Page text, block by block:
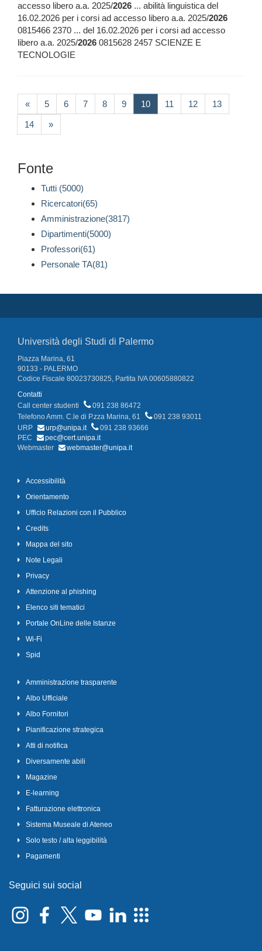
accesso libero a.a. 2025/2026 ... abilità linguistica del
16.02.2026 per i corsi ad accesso libero a.a. 2025/2026
0815466 2370 ... del 16.02.2026 per i corsi ad accesso
libero a.a. 2025/2026 0815628 2457 SCIENZE E
TECNOLOGIE
« 5 6 7 8 9 10(current)
11 12 13
14 »
Fonte
Tutti (5000)
Ricercatori(65)
Amministrazione(3817)
Dipartimenti(5000)
Professori(61)
Personale TA(81)
Università degli Studi di Palermo
Piazza Marina, 61
90133 - PALERMO
Codice Fiscale 80023730825, Partita IVA 00605880822
Contatti
Call center studenti
091 238 86472
Telefono Amm. C.le di P.zza Marina, 61
091 238 93011
URP
urp@unipa.it
091 238 93666
PEC
pec@cert.unipa.it
Webmaster
webmaster@unipa.it
Accessibilità
Orientamento
Ufficio Relazioni con il Pubblico
Credits
Mappa del sito
Note Legali
Privacy
Attenzione al phishing
Elenco siti tematici
Portale OnLine delle Istanze
Wi-Fi
Spid
Amministrazione trasparente
Albo Ufficiale
Albo Fornitori
Pianificazione strategica
Atti di notifica
Diversamente abili
Magazine
E-learning
Fatturazione elettronica
Sistema Museale di Ateneo
Solo testo / alta leggibilità
Pagamenti
Seguici sui social